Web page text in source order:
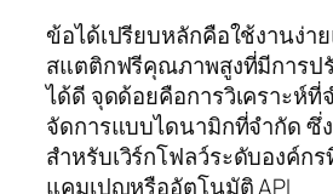
ข้อได้เปรียบหลักคือใช้งานง่า
สแตติกฟรีคุณภาพสูงที่มีการ
ได้ดี จุดด้อยคือการวิเคราะห์ที่
จัดการแบบไดนามิกที่จำกัด ซึ่
สำหรับเวิร์กโฟลว์ระดับองค์ก
แคมเปญหรืออัตโนมัติ API